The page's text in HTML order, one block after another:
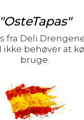
fra Deli
behøver at
bruge.